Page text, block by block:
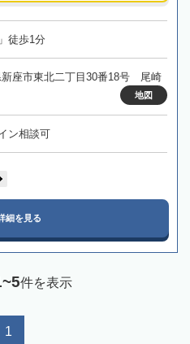
徒歩1分
新座市東北二丁目30番18号 尾崎
地図
ン相談可
細を見る
件を表示
1